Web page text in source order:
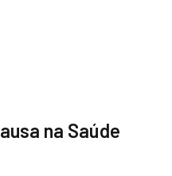
na Saúde